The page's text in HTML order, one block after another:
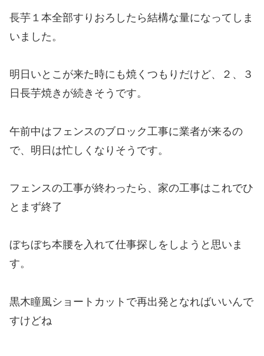
長芋１本全部すりおろしたら結構な量になってしま
いました。
明日いとこが来た時にも焼くつもりだけど、２、３
日長芋焼きが続きそうです。
午前中はフェンスのブロック工事に業者が来るの
で、明日は忙しくなりそうです。
フェンスの工事が終わったら、家の工事はこれでひ
とまず終了
ぼちぼち本腰を入れて仕事探しをしようと思いま
す。
黒木瞳風ショートカットで再出発となればいいんで
すけどね